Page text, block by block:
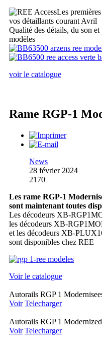
Les
vos détaillants courant Avril
Qualité des détails, du son
modèles
voir le catalogue
Rame RGP-1
News
28 février 2024
2170
Les rame RGP-1
sont maintenant toutes
Les décodeurs XB-
les décodeurs XB-
et les décodeurs XB-
sont disponibles chez REE
Voir le catalogue
Autorails RGP 1
Voir Telecharger
Autorails RGP 1
Voir Telecharger